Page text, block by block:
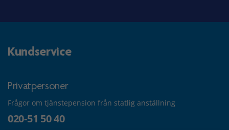
Kundservice
Privatpersoner
Frågor om tjänstepension från statlig anställning
020-51 50 40